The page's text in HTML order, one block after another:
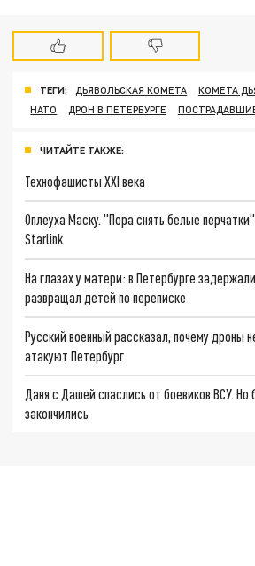
ТЕГИ: ДЬЯВОЛЬСКАЯ КОМЕТА КОМЕТА
НАТО
ДРОН В ПЕТЕРБУРГЕ
ЧИТАЙТЕ ТАКЖЕ:
Технофашисты XXI века
Оплеуха Маску. "Пора снять белые
Starlink
На глазах у матери: в Петербурге
развращал детей по переписке
Русский военный рассказал, почему дроны
атакуют Петербург
Даня с Дашей спаслись от боевиков ВСУ.
закончились